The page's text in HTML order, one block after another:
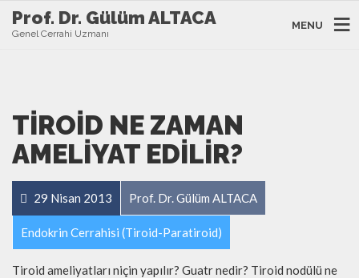
Prof. Dr. Gülüm ALTACA
Genel Cerrahi Uzmanı
MENU
TIROID NE ZAMAN
AMELIYAT EDILIR?
29 Nisan 2013 Prof. Dr. Gülüm ALTACA
Endokrin Cerrahisi (Tiroid-Paratiroid)
Tiroid ameliyatları niçin yapılır? Guatr nedir? Tiroid nodülü ne